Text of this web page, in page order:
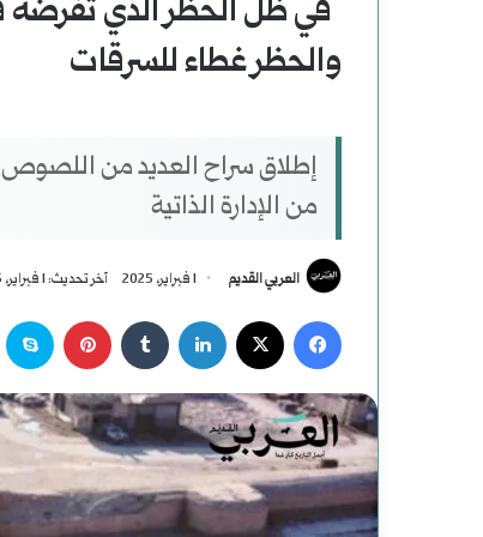
في ظل الحظر الذي
والحظر غطاء للسرقات
إطلاق سراح العديد من اللصوص
من الإدارة الذاتية
العربي القديم 1 فبراير، 2025 آخر تحديث: 1 فبراير، 2025
فيسبوك لينكدإن